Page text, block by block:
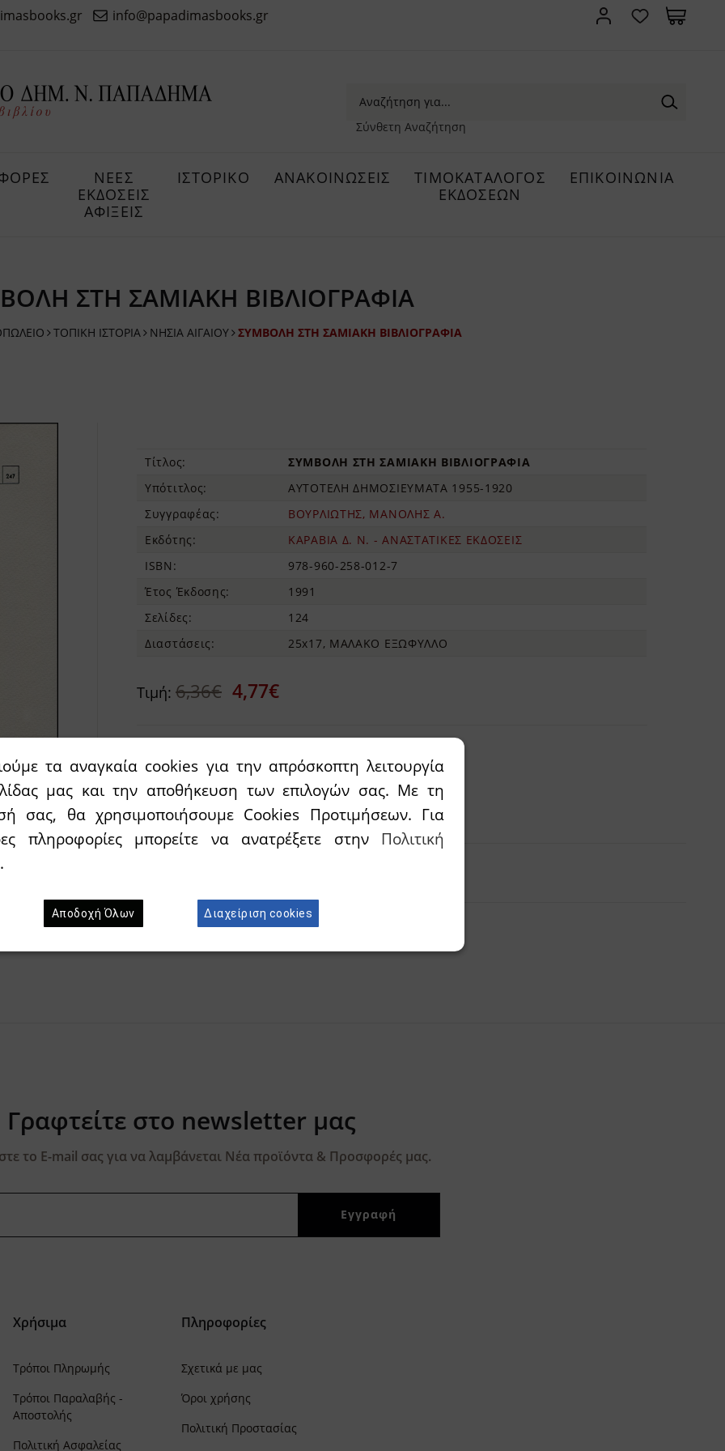
info@papadimasbooks.gr
Σύνθετη Αναζήτηση
ΝΕΕΣ
ΕΚΔΟΣΕΙΣ
ΑΦΙΞΕΙΣ
ΙΣΤΟΡΙΚΟ ΑΝΑΚΟΙΝΩΣΕΙΣ
ΤΙΜΟΚΑΤΑΛΟΓΟΣ
ΕΚΔΟΣΕΩΝ
ΕΠΙΚΟΙΝΩΝΙΑ
ΣΤΗ ΣΑΜΙΑΚΗ ΒΙΒΛΙΟΓΡΑΦΙΑ
ΤΟΠΙΚΗ ΙΣΤΟΡΙΑ ΝΗΣΙΑ ΑΙΓΑΙΟΥ ΣΥΜΒΟΛΗ ΣΤΗ ΣΑΜΙΑΚΗ ΒΙΒΛΙΟΓΡΑΦΙΑ
Τίτλος:
ΣΥΜΒΟΛΗ ΣΤΗ ΣΑΜΙΑΚΗ ΒΙΒΛΙΟΓΡΑΦΙΑ
Υπότιτλος:
ΑΥΤΟΤΕΛΗ ΔΗΜΟΣΙΕΥΜΑΤΑ 1955-1920
Συγγραφέας:
ΒΟΥΡΛΙΩΤΗΣ, ΜΑΝΟΛΗΣ Α.
Εκδότης:
ΚΑΡΑΒΙΑ Δ. Ν. - ΑΝΑΣΤΑΤΙΚΕΣ ΕΚΔΟΣΕΙΣ
ISBN:
978-960-258-012-7
Έτος Έκδοσης:
1991
Σελίδες:
124
Διαστάσεις:
25x17, ΜΑΛΑΚΟ ΕΞΩΦΥΛΛΟ
Τιμή:6,36€ 4,77€
Wishlist Προσθήκη στο καλάθι
Γραφτείτε στο newsletter μας
το E-mail σας για να λαμβάνεται Νέα προϊόντα & Προσφορές μας.
Χρήσιμα
Τρόποι Πληρωμής
Τρόποι Παραλαβής -
Αποστολής
Πολιτική Ασφαλείας
Πληροφορίες
Σχετικά με μας
Όροι χρήσης
Πολιτική Προστασίας
τα αναγκαία cookies για την απρόσκοπτη λειτουργία
μας και την αποθήκευση των επιλογών σας. Με τη
σας, θα χρησιμοποιήσουμε Cookies Προτιμήσεων. Για
πληροφορίες μπορείτε να ανατρέξετε στην Πολιτική
.
Αποδοχή Όλων Διαχείριση cookies